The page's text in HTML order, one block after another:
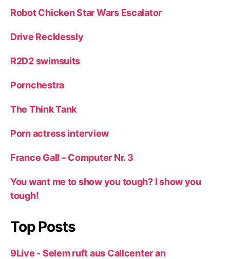
Robot Chicken Star Wars Escalator
Drive Recklessly
R2D2 swimsuits
Pornchestra
The Think Tank
Porn actress interview
France Gall – Computer Nr. 3
You want me to show you tough? I show you
tough!
Top Posts
9Live - Selem ruft aus Callcenter an